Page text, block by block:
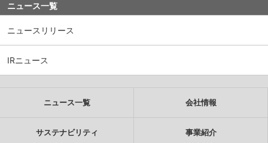
ニュース一覧
ニュースリリース
IRニュース
ニュース一覧 会社情報
サステナビリティ 事業紹介